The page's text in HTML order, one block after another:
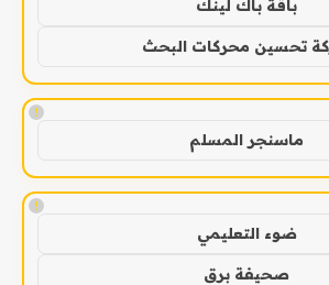
باقة باك لينك
تحسين محركات البحث
!
ماسنجر المسلم
!
ضوء التعليمي
صحيفة برق